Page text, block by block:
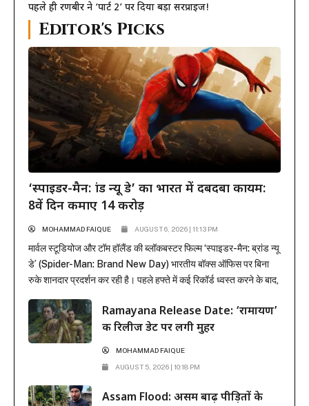
पहले ही रणबीर ने ‘पार्ट 2’ पर दिया बड़ा सरप्राइज!
Editor's Picks
‘स्पाइडर-मैन: ब्रांड न्यू डे’ का भारत में दबदबा कायम:
8वें दिन कमाए 14 करोड़
MOHAMMAD FAIQUE AUGUST 6, 2026 | 11:13 PM
मार्वल स्टूडियोज और टॉम हॉलैंड की ब्लॉकबस्टर फिल्म ‘स्पाइडर-मैन: ब्रांड न्यू
डे’ (Spider-Man: Brand New Day) भारतीय बॉक्स ऑफिस पर बिना
रुके शानदार प्रदर्शन कर रही है। पहले हफ्ते में कई रिकॉर्ड ध्वस्त करने के बाद,
बनाए रखी है। रिलीज के...Ramayana Release Date: ‘रामायण’
की रिलीज डेट पर लगी मुहर
MOHAMMAD FAIQUE
AUGUST 5, 2026 | 10:18 PM
Assam Flood: असम बाढ़ पीड़ितों के